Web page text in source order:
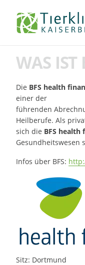
KLINIK
CHIRURGIE
AUGENHEILKUNDE
KARDIOLOGIE
BILDGEBUNG
INNERE MEDIZIN
WEITERE
AKTUELLES
KARRIERE
VERANSTALTUNGEN
PUBLIKATIONEN
DOWNLOADS
LEXIKON
KONTAKT
WAS IST
Die BFS health
einer der
führenden
Heilberufe. Als
sich die BFS health
Gesundheitswesen
Infos über BFS:
Sitz: Dortmund